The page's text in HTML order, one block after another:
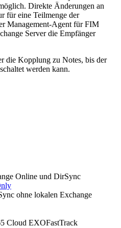
Direkte Änderungen an
für eine Teilmenge der
Management-Agent für FIM
Server die Empfänger
die Kopplung zu Notes, bis der
werden kann.
Online und DirSync
ohne lokalen Exchange
Cloud EXOFastTrack